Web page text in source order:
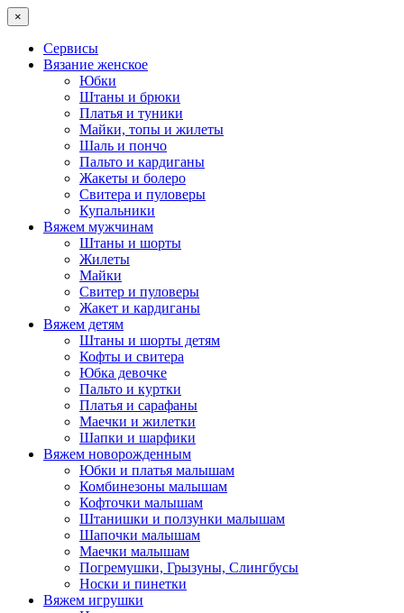
×
Сервисы
Вязание женское
Юбки
Штаны и брюки
Платья и туники
Майки, топы и жилеты
Шаль и пончо
Пальто и кардиганы
Жакеты и болеро
Свитера и пуловеры
Купальники
Вяжем мужчинам
Штаны и шорты
Жилеты
Майки
Свитер и пуловеры
Жакет и кардиганы
Вяжем детям
Штаны и шорты детям
Кофты и свитера
Юбка девочке
Пальто и куртки
Платья и сарафаны
Маечки и жилетки
Шапки и шарфики
Вяжем новорожденным
Юбки и платья малышам
Комбинезоны малышам
Кофточки малышам
Штанишки и ползунки малышам
Шапочки малышам
Маечки малышам
Погремушки, Грызуны, Слингбусы
Носки и пинетки
Вяжем игрушки